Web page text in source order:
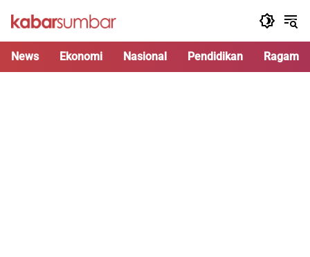
News Ekonomi Nasional Pendidikan Ragam